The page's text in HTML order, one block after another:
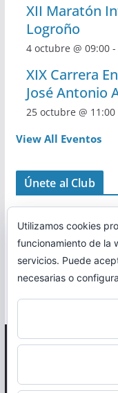
XII Maratón
Logroño
4 octubre @ 09:00-
XIX Carrera
José Antonio
25 octubre @ 11:00
View All Eventos
Únete al Club
Utilizamos cookies
funcionamiento de la
servicios. Puede
necesarias o